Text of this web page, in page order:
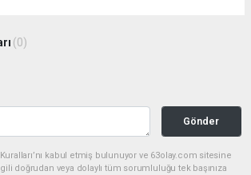
(0)
Gönder
kabul etmiş bulunuyor ve 63olay.com sitesine
doğrudan veya dolaylı tüm sorumluluğu tek başınıza